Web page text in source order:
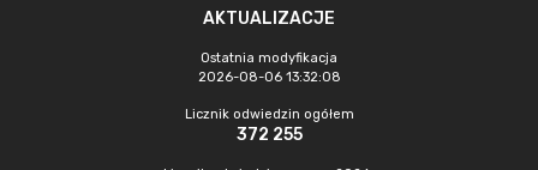
AKTUALIZACJE
Ostatnia modyfikacja
2026-08-06 13:32:08
Licznik odwiedzin ogółem
372 255